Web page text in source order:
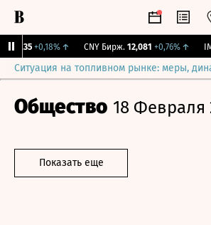
115,35 +0,18%↑ CNY Бирж. 12,081 +0,76%↑
Ситуация на топливном рынке: меры,
Общество 18 Февраля
Показать еще